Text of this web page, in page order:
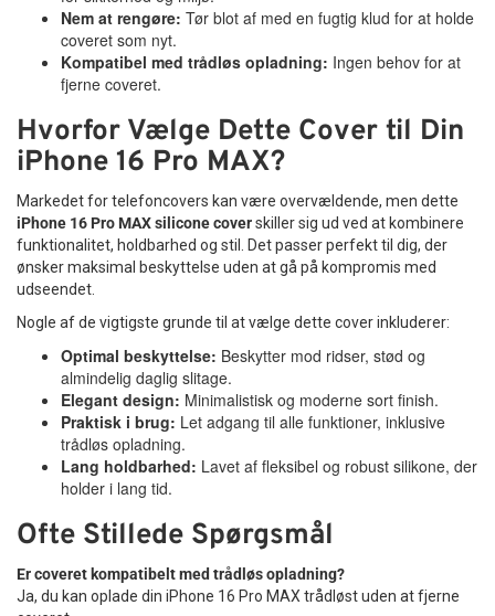
Nem at rengøre: Tør blot af med en fugtig klud for at holde
coveret som nyt.
Kompatibel med trådløs opladning: Ingen behov for at
fjerne coveret.
Hvorfor Vælge Dette Cover til Din
iPhone 16 Pro MAX?
Markedet for telefoncovers kan være overvældende, men dette
iPhone 16 Pro MAX silicone coverskiller sig ud ved at kombinere
funktionalitet, holdbarhed og stil. Det passer perfekt til dig, der
ønsker maksimal beskyttelse uden at gå på kompromis med
udseendet.
Nogle af de vigtigste grunde til at vælge dette cover inkluderer:
Optimal beskyttelse: Beskytter mod ridser, stød og
almindelig daglig slitage.
Elegant design: Minimalistisk og moderne sort finish.
Praktisk i brug: Let adgang til alle funktioner, inklusive
trådløs opladning.
Lang holdbarhed: Lavet af fleksibel og robust silikone, der
holder i lang tid.
Ofte Stillede Spørgsmål
Er coveret kompatibelt med trådløs opladning?
Ja, du kan oplade din iPhone 16 Pro MAX trådløst uden at fjerne